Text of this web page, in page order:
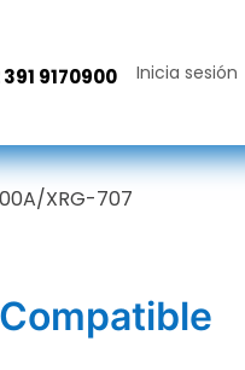
9170900 Inicia sesión
XRG-707